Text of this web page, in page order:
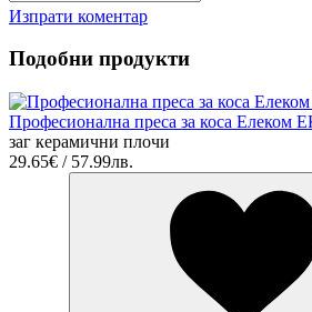
Изпрати коментар
Подобни продукти
Професионална преса за коса Елеком
заг керамични плочи
29.65€ / 57.99лв.